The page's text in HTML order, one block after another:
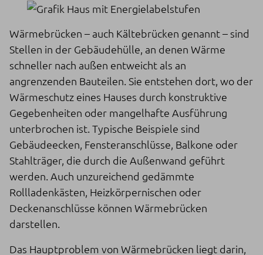
Wärmebrücken – auch Kältebrücken genannt – sind
Stellen in der Gebäudehülle, an denen Wärme
schneller nach außen entweicht als an
angrenzenden Bauteilen. Sie entstehen dort, wo der
Wärmeschutz eines Hauses durch konstruktive
Gegebenheiten oder mangelhafte Ausführung
unterbrochen ist. Typische Beispiele sind
Gebäudeecken, Fensteranschlüsse, Balkone oder
Stahlträger, die durch die Außenwand geführt
werden. Auch unzureichend gedämmte
Rollladenkästen, Heizkörpernischen oder
Deckenanschlüsse können Wärmebrücken
darstellen.
Das Hauptproblem von Wärmebrücken liegt darin,